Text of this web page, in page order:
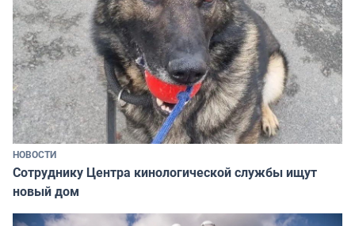
НОВОСТИ
Сотруднику Центра кинологической службы ищут
новый дом